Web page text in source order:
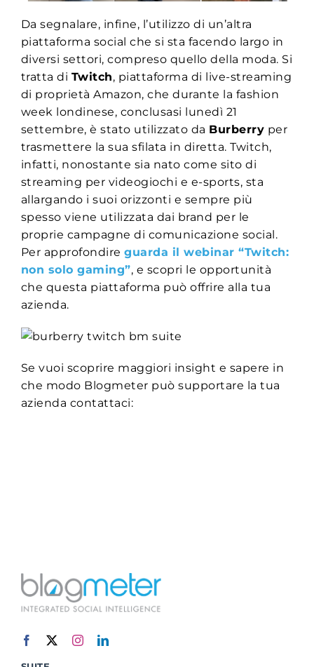
Da segnalare, infine, l’utilizzo di un’altra
piattaforma social che si sta facendo largo in
diversi settori, compreso quello della moda. Si
tratta di Twitch, piattaforma di live-streaming
di proprietà Amazon, che durante la fashion
week londinese, conclusasi lunedì 21
settembre, è stato utilizzato da Burberry per
trasmettere la sua sfilata in diretta. Twitch,
infatti, nonostante sia nato come sito di
streaming per videogiochi e e-sports, sta
allargando i suoi orizzonti e sempre più
spesso viene utilizzata dai brand per le
proprie campagne di comunicazione social.
Per approfondireguarda il webinar “Twitch:
non solo gaming”, e scopri le opportunità
che questa piattaforma può offrire alla tua
azienda.
Se vuoi scoprire maggiori insight e sapere in
che modo Blogmeter può supportare la tua
azienda contattaci: